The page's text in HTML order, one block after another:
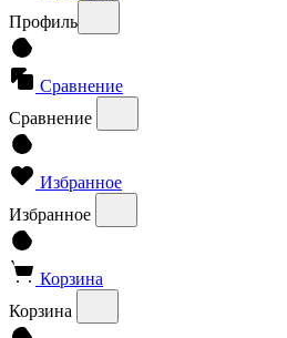
Профиль
Сравнение
Сравнение
Избранное
Избранное
Корзина
Корзина